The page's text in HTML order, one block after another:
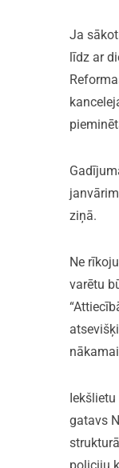
Ja
līdz ar
ziņā.
Ne
varētu
gatavs